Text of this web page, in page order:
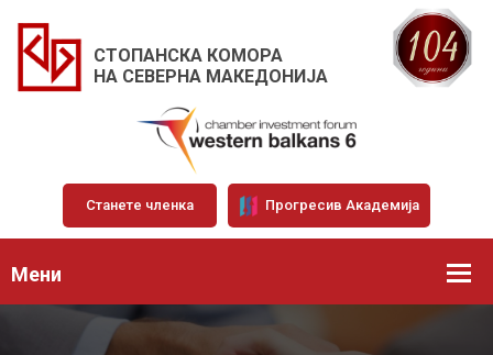
СТОПАНСКА КОМОРА
НА СЕВЕРНА МАКЕДОНИЈА
Станете членка Прогресив Академија
Мени